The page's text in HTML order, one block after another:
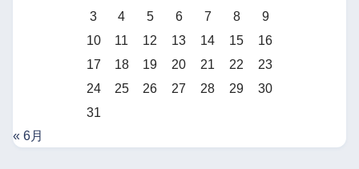
3
4 5 6 7 8
9
10
11 12 13 14 15
16
17
18 19 20 21 22
23
24
25 26 27 28 29
30
31
« 6月